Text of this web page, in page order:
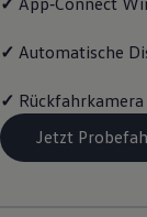
✓ Automatische
✓
Jetzt